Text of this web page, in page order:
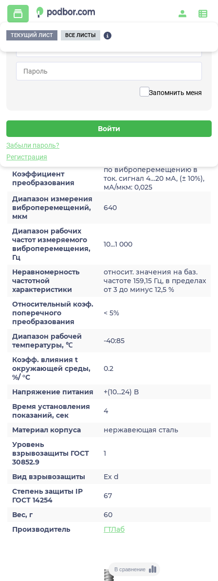
Запомнить меня
Забыли пароль?
Регистрация
ТЕКУЩИЙ ЛИСТ ВСЕ ЛИСТЫ
Главная / Контрольно-измерительные приборы и автоматика / Датчики /
Виброперемещения / 3A201TM-640
Датчик виброперемещения
Характеристики
Коэффициент
преобразования
по виброперемещению в
ток. сигнал 4…20 мА, (± 10%),
мА/мкм: 0,025
Диапазон измерения
виброперемещений,
мкм
640
Диапазон рабочих
частот измеряемого
виброперемещения,
Гц
10...1 000
Неравномерность
частотной
характеристики
относит. значения на баз.
частоте 159,15 Гц, в пределах
от 3 до минус 12,5 %
Относительный коэф.
поперечного
преобразования
< 5%
Диапазон рабочей
температуры, ℃
-40:85
Коэфф. влияния t
окружающей среды,
%/ °С
0.2
Напряжение питания
+(10...24) В
Время установления
показаний, сек
4
Материал корпуса
нержавеющая сталь
Уровень
взрывозащиты ГОСТ
30852.9
1
Вид взрывозащиты
Ex d
Степень защиты IP
ГОСТ 14254
67
Вес, г
60
Производитель
ГТЛаб
В сравнение